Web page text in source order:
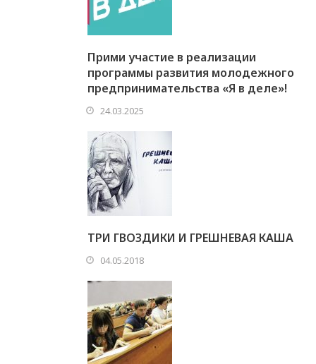
Прими участие в реализации
программы развития молодежного
предпринимательства «Я в деле»!
24.03.2025
ТРИ ГВОЗДИКИ И ГРЕШНЕВАЯ КАША
04.05.2018